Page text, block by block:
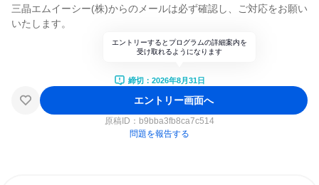
三晶エムイーシー(株)からのメールは必ず確認し、ご対応をお願い
いたします。
エントリーするとプログラムの詳細案内を
受け取れるようになります
締切：2026年8月31日
エントリー画面へ
原稿ID： b9bba3fb8ca7c514
問題を報告する